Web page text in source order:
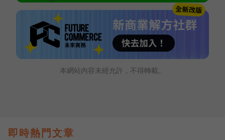
本網站內容未經允許，不得轉載。
即時熱門文章